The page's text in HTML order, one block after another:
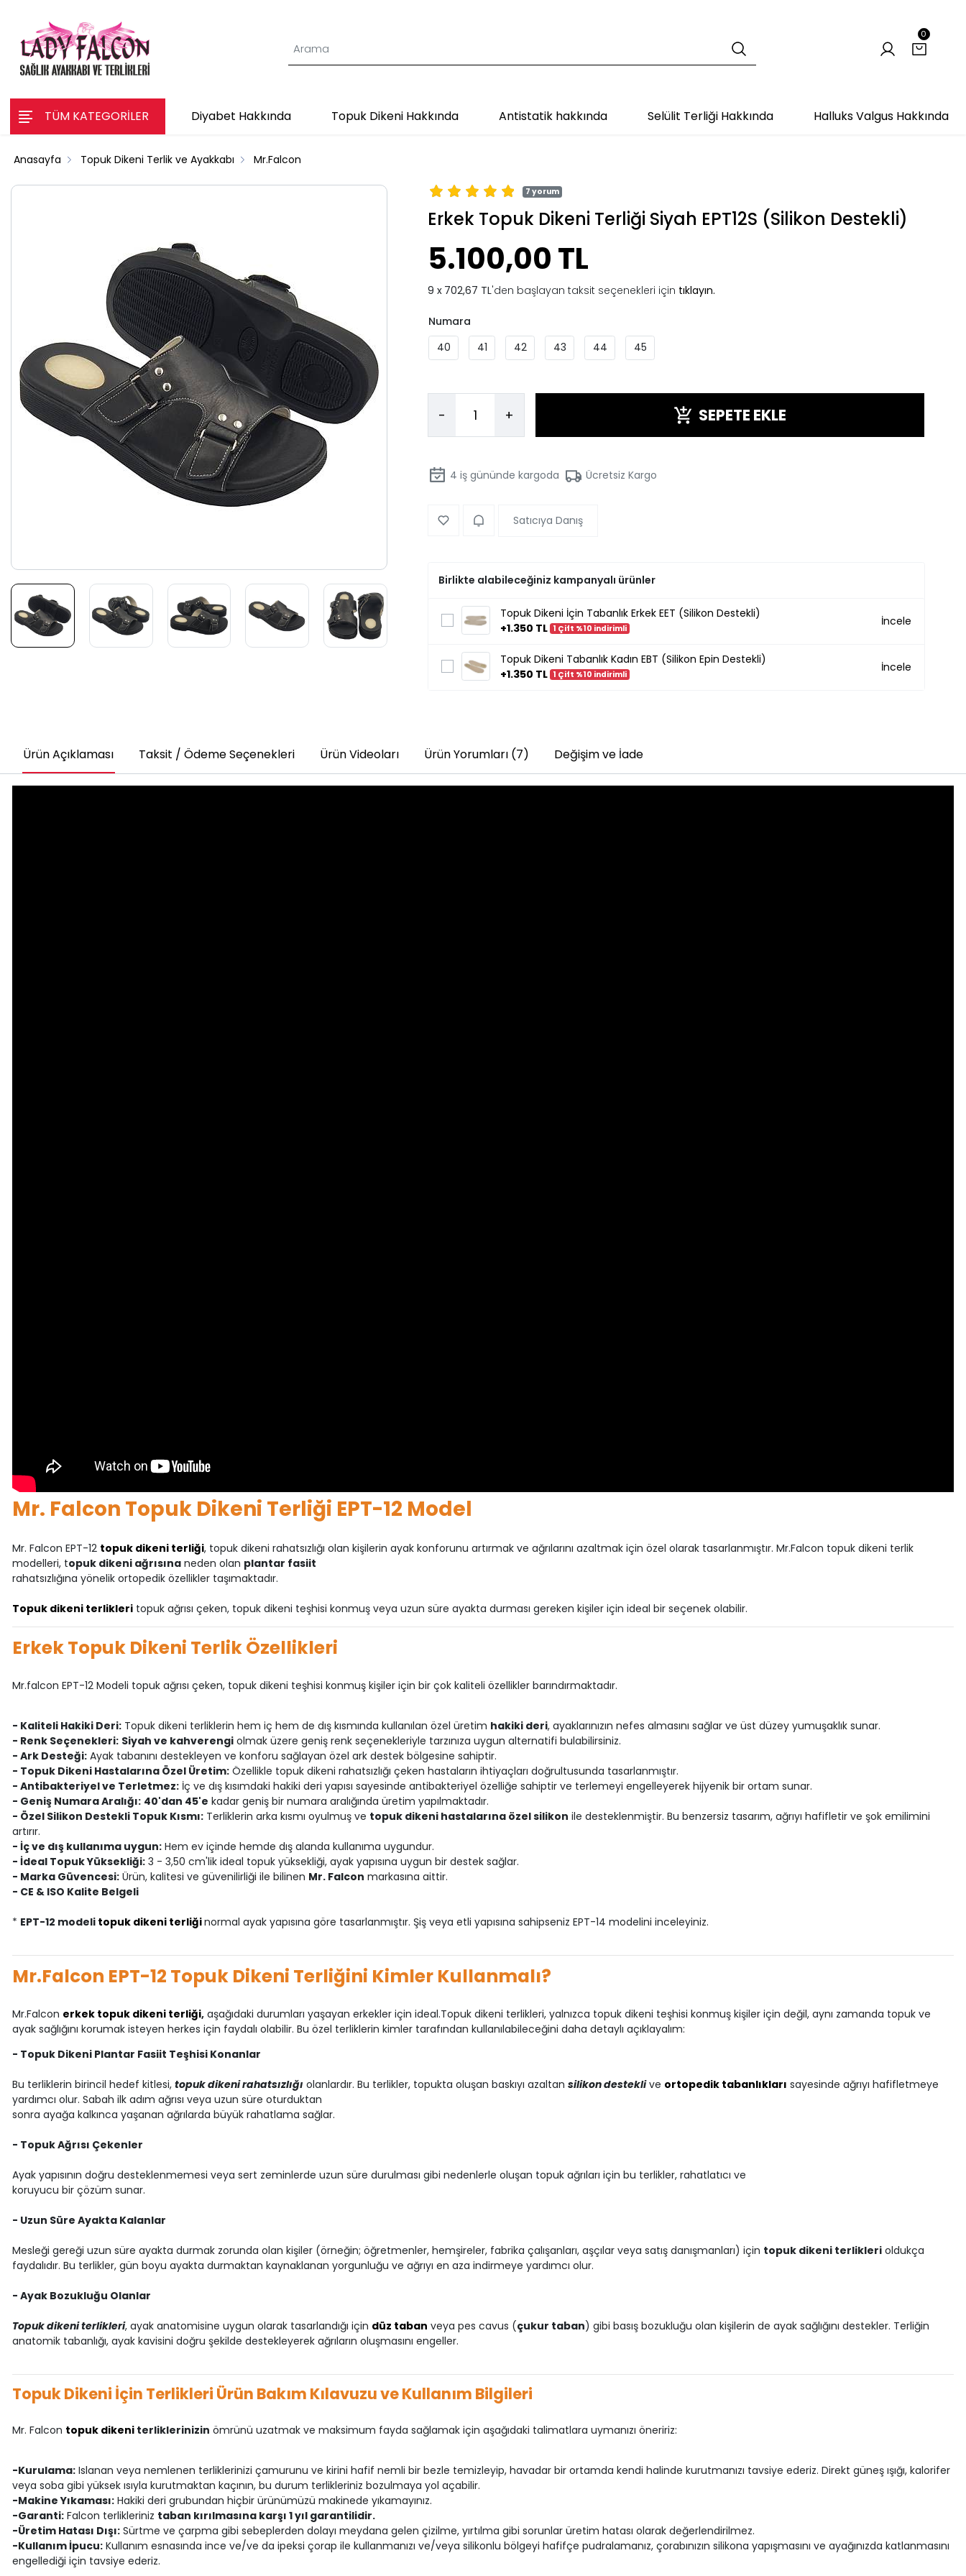
0
TÜM KATEGORİLER Diyabet Hakkında Topuk Dikeni Hakkında Antistatik hakkında Selülit Terliği Hakkında Halluks Valgus Hakkında
Anasayfa Topuk Dikeni Terlik ve Ayakkabı Mr.Falcon
7 yorum
Erkek Topuk Dikeni Terliği Siyah EPT12S (Silikon Destekli)
5.100,00 TL
702,67 TL'den başlayan taksit seçenekleri için tıklayın.
Numara
40
41 42 43 44 45
- + SEPETE EKLE
4 iş gününde kargoda Ücretsiz Kargo
Satıcıya Danış
Birlikte alabileceğiniz kampanyalı ürünler
Topuk Dikeni İçin Tabanlık Erkek EET (Silikon Destekli)
+1.350 TL 1 Çift %10 indirimli
İncele
Topuk Dikeni Tabanlık Kadın EBT (Silikon Epin Destekli)
+1.350 TL 1 Çift %10 indirimli
İncele
Ürün Açıklaması Taksit / Ödeme Seçenekleri Ürün Videoları Ürün Yorumları (7) Değişim ve İade
Mr. Falcon Topuk Dikeni Terliği EPT-12 Model
Mr. Falcon EPT-12 topuk dikeni terliği, topuk dikeni rahatsızlığı olan kişilerin ayak konforunu artırmak ve ağrılarını azaltmak için özel olarak tasarlanmıştır. Mr.Falcon topuk dikeni terlik
modelleri, topuk dikeni ağrısınaneden olan plantar fasiit
rahatsızlığına yönelik ortopedik özellikler taşımaktadır.
Topuk dikeni terlikleritopuk ağrısı çeken, topuk dikeni teşhisi konmuş veya uzun süre ayakta durması gereken kişiler için ideal bir seçenek olabilir.
Erkek Topuk Dikeni Terlik Özellikleri
Mr.falcon EPT-12 Modeli topuk ağrısı çeken, topuk dikeni teşhisi konmuş kişiler için bir çok kaliteli özellikler barındırmaktadır.
- Kaliteli Hakiki Deri:Topuk dikeni terliklerin hem iç hem de dış kısmında kullanılan özel üretim hakiki deri, ayaklarınızın nefes almasını sağlar ve üst düzey yumuşaklık sunar.
- Renk Seçenekleri: Siyah ve kahverengiolmak üzere geniş renk seçenekleriyle tarzınıza uygun alternatifi bulabilirsiniz.
- Ark Desteği:Ayak tabanını destekleyen ve konforu sağlayan özel ark destek bölgesine sahiptir.
- Topuk Dikeni Hastalarına Özel Üretim:Özellikle topuk dikeni rahatsızlığı çeken hastaların ihtiyaçları doğrultusunda tasarlanmıştır.
- Antibakteriyel ve Terletmez:İç ve dış kısımdaki hakiki deri yapısı sayesinde antibakteriyel özelliğe sahiptir ve terlemeyi engelleyerek hijyenik bir ortam sunar.
- Geniş Numara Aralığı: 40'dan 45'e kadar geniş bir numara aralığında üretim yapılmaktadır.
- Özel Silikon Destekli Topuk Kısmı:Terliklerin arka kısmı oyulmuş ve topuk dikeni hastalarına özel silikon ile desteklenmiştir. Bu benzersiz tasarım, ağrıyı hafifletir ve şok emilimini
artırır.
- İç ve dış kullanıma uygun:Hem ev içinde hemde dış alanda kullanıma uygundur.
- İdeal Topuk Yüksekliği:3 - 3,50 cm'lik ideal topuk yüksekliği, ayak yapısına uygun bir destek sağlar.
- Marka Güvencesi:Ürün, kalitesi ve güvenilirliği ile bilinen Mr. Falcon markasına aittir.
- CE & ISO Kalite Belgeli
* EPT-12 modeli topuk dikeni terliğinormal ayak yapısına göre tasarlanmıştır. Şiş veya etli yapısına sahipseniz EPT-14 modelini inceleyiniz.
Mr.Falcon EPT-12 Topuk Dikeni Terliğini Kimler Kullanmalı?
Mr.Falcon erkek topuk dikeni terliği,aşağıdaki durumları yaşayan erkekler için ideal.Topuk dikeni terlikleri, yalnızca topuk dikeni teşhisi konmuş kişiler için değil, aynı zamanda topuk ve
ayak sağlığını korumak isteyen herkes için faydalı olabilir. Bu özel terliklerin kimler tarafından kullanılabileceğini daha detaylı açıklayalım:
- Topuk Dikeni Plantar Fasiit Teşhisi Konanlar
Bu terliklerin birincil hedef kitlesi, topuk dikeni rahatsızlığı olanlardır. Bu terlikler, topukta oluşan baskıyı azaltan silikon desteklive ortopedik tabanlıkları sayesinde ağrıyı hafifletmeye
yardımcı olur. Sabah ilk adım ağrısı veya uzun süre oturduktan
sonra ayağa kalkınca yaşanan ağrılarda büyük rahatlama sağlar.
- Topuk Ağrısı Çekenler
Ayak yapısının doğru desteklenmemesi veya sert zeminlerde uzun süre durulması gibi nedenlerle oluşan topuk ağrıları için bu terlikler, rahatlatıcı ve
koruyucu bir çözüm sunar.
- Uzun Süre Ayakta Kalanlar
Mesleği gereği uzun süre ayakta durmak zorunda olan kişiler (örneğin; öğretmenler, hemşireler, fabrika çalışanları, aşçılar veya satış danışmanları) için topuk dikeni terliklerioldukça
faydalıdır. Bu terlikler, gün boyu ayakta durmaktan kaynaklanan yorgunluğu ve ağrıyı en aza indirmeye yardımcı olur.
- Ayak Bozukluğu Olanlar
Topuk dikeni terlikleri, ayak anatomisine uygun olarak tasarlandığı için düz taban veya pes cavus (çukur taban) gibi basış bozukluğu olan kişilerin de ayak sağlığını destekler. Terliğin
anatomik tabanlığı, ayak kavisini doğru şekilde destekleyerek ağrıların oluşmasını engeller.
Topuk Dikeni İçin Terlikleri Ürün Bakım Kılavuzu ve Kullanım Bilgileri
Mr. Falcon topuk dikeniterliklerinizin ömrünü uzatmak ve maksimum fayda sağlamak için aşağıdaki talimatlara uymanızı öneririz:
-Kurulama:Islanan veya nemlenen terliklerinizi çamurunu ve kirini hafif nemli bir bezle temizleyip, havadar bir ortamda kendi halinde kurutmanızı tavsiye ederiz. Direkt güneş ışığı, kalorifer
veya soba gibi yüksek ısıyla kurutmaktan kaçının, bu durum terlikleriniz bozulmaya yol açabilir.
-Makine Yıkaması:Hakiki deri grubundan hiçbir ürünümüzü makinede yıkamayınız.
-Garanti:Falcon terlikleriniz taban kırılmasına karşı 1 yıl garantilidir.
-Üretim Hatası Dışı:Sürtme ve çarpma gibi sebeplerden dolayı meydana gelen çizilme, yırtılma gibi sorunlar üretim hatası olarak değerlendirilmez.
-Kullanım İpucu:Kullanım esnasında ince ve/ve da ipeksi çorap ile kullanmanızı ve/veya silikonlu bölgeyi hafifçe pudralamanız, çorabınızın silikona yapışmasını ve ayağınızda katlanmasını
engellediği için tavsiye ederiz.